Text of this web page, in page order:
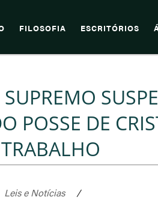
FILOSOFIA ESCRITÓRIOS
POSSE DE
Leis e Notícias /